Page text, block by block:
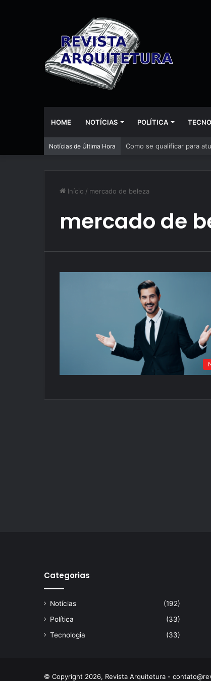
HOME NOTÍCIAS POLÍTICA
Notícias de Última Hora A inteligência artificial
Início / mercado de beleza
mercado de
Categorias
Notícias
(192)
Política
(33)
Tecnologia
(33)
© Copyright 2026, Revista Arquitetura -